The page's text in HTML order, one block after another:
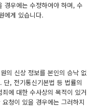
경우에는 수정하여야 하며, 수
에게 있습니다.
의 신상 정보를 본인의 승낙 없
단, 전기통신기본법 등 법률의
에 대한 수사상의 목적이 있거
청이 있을 경우에는 그러하지